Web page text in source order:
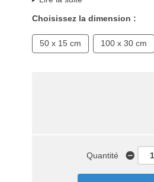
Choisissez la dimension :
50 x 15 cm 100 x 30 cm
Quantité